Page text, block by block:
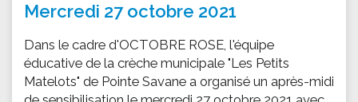
Mercredi 27 octobre 2021
Dans le cadre d'OCTOBRE ROSE, l'équipe
éducative de la crèche municipale "Les Petits
Matelots" de Pointe Savane a organisé un après-midi